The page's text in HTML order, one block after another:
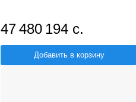
47 480 194 с.
Добавить в корзину